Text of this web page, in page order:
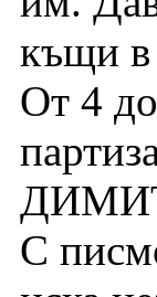
къщи
От 4
С